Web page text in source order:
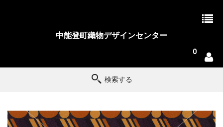
中能登町織物デザインセンター
0
検索する